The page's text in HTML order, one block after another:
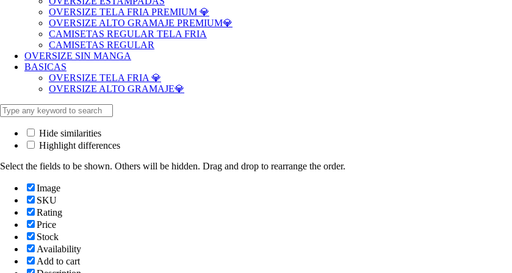
OVERSIZE TELA FRIA PREMIUM 💎
OVERSIZE ALTO GRAMAJE PREMIUM💎
CAMISETAS REGULAR TELA FRIA
CAMISETAS REGULAR
OVERSIZE SIN MANGA
BASICAS
OVERSIZE TELA FRIA 💎
OVERSIZE ALTO GRAMAJE💎
Hide similarities
Highlight differences
Select the fields to be shown. Others will be hidden. Drag and drop to rearrange the order.
Image
SKU
Rating
Price
Stock
Availability
Add to cart